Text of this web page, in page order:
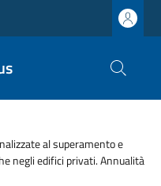
al superamento e
negli edifici privati. Annualità